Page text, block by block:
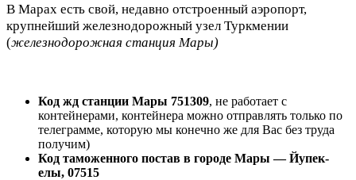
В Марах есть свой, недавно отстроенный аэропорт,
крупнейший железнодорожный узел Туркмении
(железнодорожная станция Мары)
Код жд станции Мары 751309, не работает с
контейнерами, контейнера можно отправлять только по
телеграмме, которую мы конечно же для Вас без труда
получим)
Код таможенного постав в городе Мары — Йупек-
елы, 07515